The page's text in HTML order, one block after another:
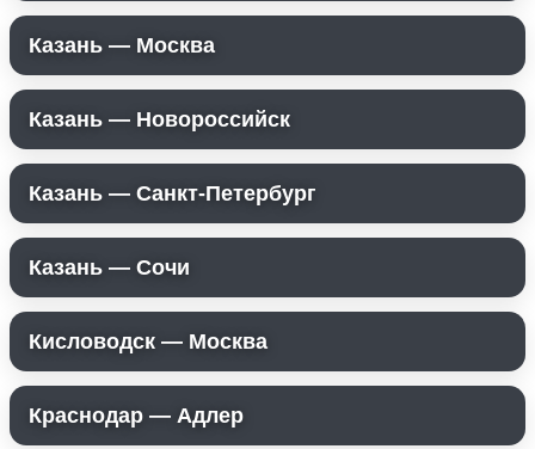
Казань — Москва
Казань — Новороссийск
Казань — Санкт-Петербург
Казань — Сочи
Кисловодск — Москва
Краснодар — Адлер